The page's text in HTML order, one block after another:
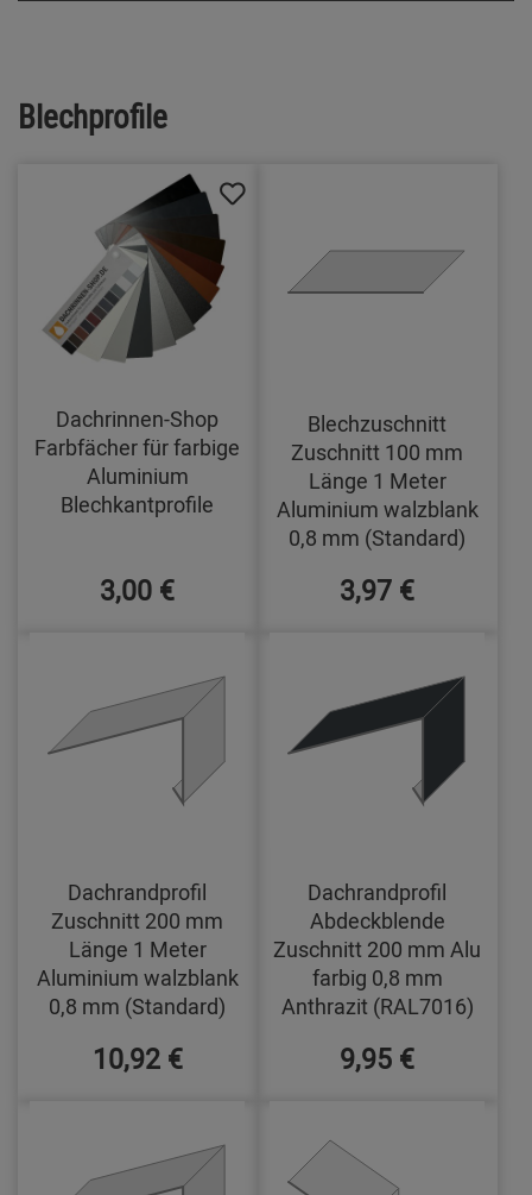
Blechprofile
Dachrinnen-Shop
Farbfächer für farbige
Aluminium
Blechkantprofile
3,00 €
Blechzuschnitt
Zuschnitt 100 mm
Länge 1 Meter
Aluminium walzblank
0,8 mm (Standard)
3,97 €
Dachrandprofil
Zuschnitt 200 mm
Länge 1 Meter
Aluminium walzblank
0,8 mm (Standard)
10,92 €
Dachrandprofil
Abdeckblende
Zuschnitt 200 mm Alu
farbig 0,8 mm
Anthrazit (RAL7016)
9,95 €